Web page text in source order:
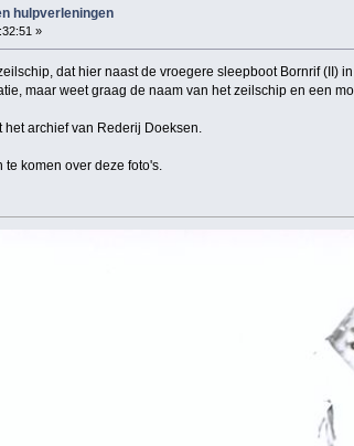
hulpverleningen
»
dat hier naast de vroegere sleepboot Bornrif (II)
maar weet graag de naam van het zeilschip en een
het archief van Rederij Doeksen.
te komen over deze foto's.